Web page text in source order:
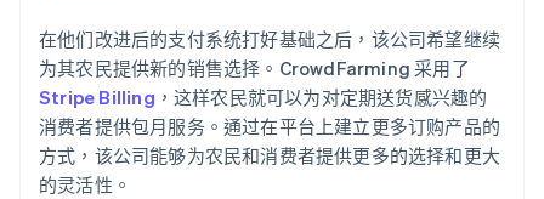
在他们改进后的支付系统打好基础之后，该公司希望继续
为其农民提供新的销售选择。CrowdFarming 采用了
Stripe Billing ，这样农民就可以为对定期送货感兴趣的
消费者提供包月服务。通过在平台上建立更多订购产品的
方式，该公司能够为农民和消费者提供更多的选择和更大
的灵活性。